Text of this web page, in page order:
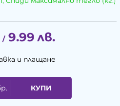
/ 9.99 лв.
и плащане
КУПИ